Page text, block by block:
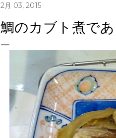
2月 03, 2015
鯛のカブト煮で